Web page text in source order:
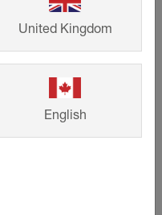
Accessoires :
angles sortants ou
rentrants,
capuchons de
fermeture et pièces
de liaison pour le
United Kingdom
English